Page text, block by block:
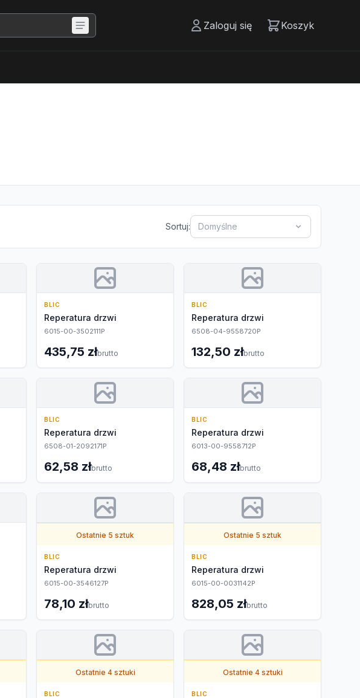
Zaloguj się Koszyk
Sortuj: Domyślne
BLIC
Reperatura drzwi
6015-00-3502111P
435,75 złbrutto
BLIC
Reperatura drzwi
6508-04-9558720P
132,50 złbrutto
BLIC
Reperatura drzwi
6508-01-2092171P
62,58 złbrutto
BLIC
Reperatura drzwi
6013-00-9558712P
68,48 złbrutto
Ostatnie 5 sztuk
BLIC
Reperatura drzwi
6015-00-3546127P
78,10 złbrutto
Ostatnie 5 sztuk
BLIC
Reperatura drzwi
6015-00-0031142P
828,05 złbrutto
Ostatnie 4 sztuki
BLIC
Ostatnie 4 sztuki
BLIC